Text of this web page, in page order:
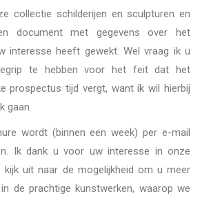
collectie schilderijen en sculpturen en
document met gegevens over het
interesse heeft gewekt. Wel vraag ik u
te hebben voor het feit dat het
prospectus tijd vergt, want ik wil hierbij
gaan.
wordt (binnen een week) per e-mail
Ik dank u voor uw interesse in onze
kijk uit naar de mogelijkheid om u meer
de prachtige kunstwerken, waarop we